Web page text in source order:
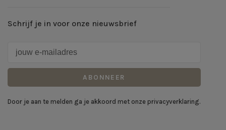
Schrijf je in voor onze nieuwsbrief
ABONNEER
Door je aan te melden ga je akkoord met onze privacyverklaring.